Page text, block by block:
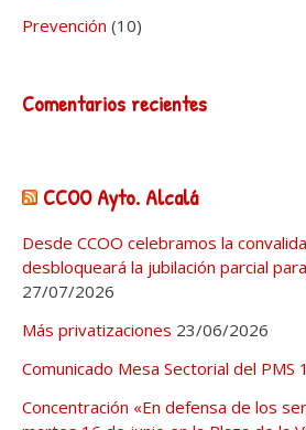
Prevención (10)
Comentarios recientes
CCOO Ayto. Alcalá
Desde CCOO celebramos la
desbloqueará la jubilación parcial
27/07/2026
Más privatizaciones 23/06/2026
Comunicado Mesa Sectorial del PMS
Concentración «En defensa de los